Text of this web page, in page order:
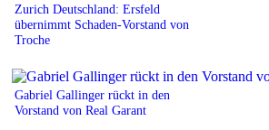
Zurich Deutschland: Ersfeld
übernimmt Schaden-Vorstand von
Troche
Gabriel Gallinger rückt in den
Vorstand von Real Garant